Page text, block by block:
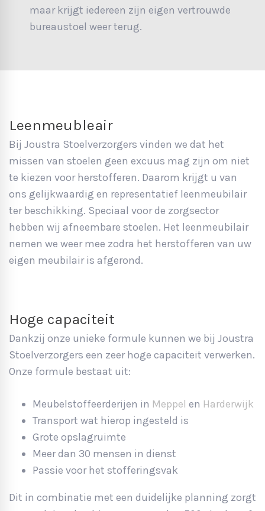
maar krijgt iedereen zijn eigen vertrouwde
bureaustoel weer terug.
Leenmeubleair
Bij Joustra Stoelverzorgers vinden we dat het
missen van stoelen geen excuus mag zijn om niet
te kiezen voor herstofferen. Daarom krijgt u van
ons gelijkwaardig en representatief leenmeubilair
ter beschikking. Speciaal voor de zorgsector
hebben wij afneembare stoelen. Het leenmeubilair
nemen we weer mee zodra het herstofferen van uw
eigen meubilair is afgerond.
Hoge capaciteit
Dankzij onze unieke formule kunnen we bij Joustra
Stoelverzorgers een zeer hoge capaciteit verwerken.
Onze formule bestaat uit:
Meubelstoffeerderijen in Meppel en Harderwijk
Transport wat hierop ingesteld is
Grote opslagruimte
Meer dan 30 mensen in dienst
Passie voor het stofferingsvak
Dit in combinatie met een duidelijke planning zorgt